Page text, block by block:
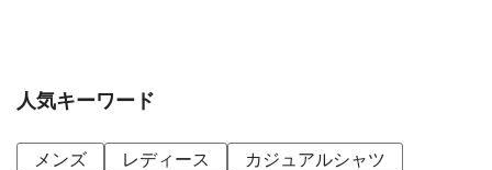
人気キーワード
メンズ レディース
カジュアルシャツ